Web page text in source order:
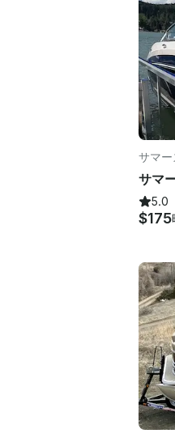
サマー
5.0
$175